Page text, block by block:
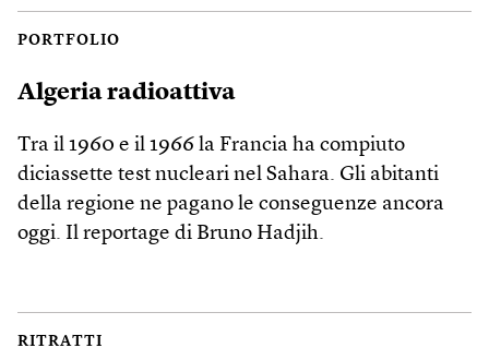
PORTFOLIO
Algeria radioattiva
Tra il 1960 e il 1966 la Francia ha compiuto
diciassette test nucleari nel Sahara. Gli abitanti
della regione ne pagano le conseguenze ancora
oggi. Il reportage di Bruno Hadjih.
RITRATTI